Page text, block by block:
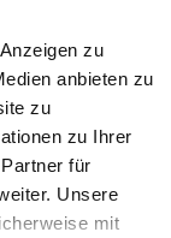
zu
anbieten zu
zu
zu Ihrer
für
Unsere
mit
den